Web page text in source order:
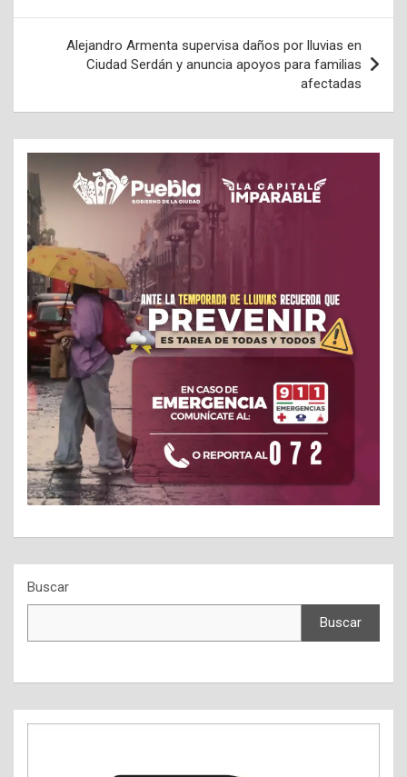
entradas
Alejandro Armenta supervisa daños por lluvias en
Ciudad Serdán y anuncia apoyos para familias
afectadas
Buscar
Buscar